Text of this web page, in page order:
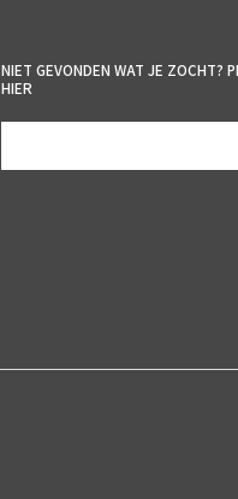
NIET GEVONDEN WAT JE ZOCHT?
HIER